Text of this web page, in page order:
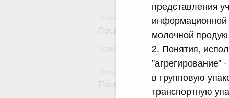
представления
информационной
молочной
2. Понятия,
"агрегирование"
в групповую
транспортную
Постановление Правительства
О внесении изменений в некоторые
Постановление Правительства